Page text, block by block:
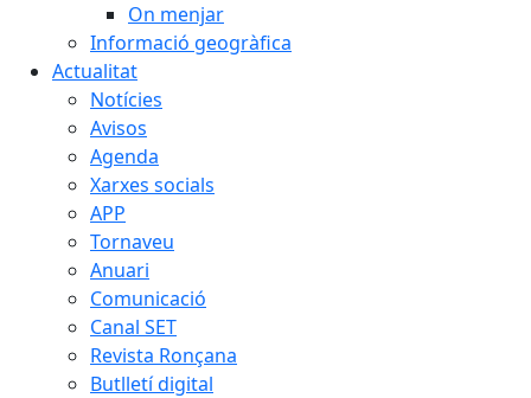
On menjar
Informació geogràfica
Actualitat
Notícies
Avisos
Agenda
Xarxes socials
APP
Tornaveu
Anuari
Comunicació
Canal SET
Revista Ronçana
Butlletí digital